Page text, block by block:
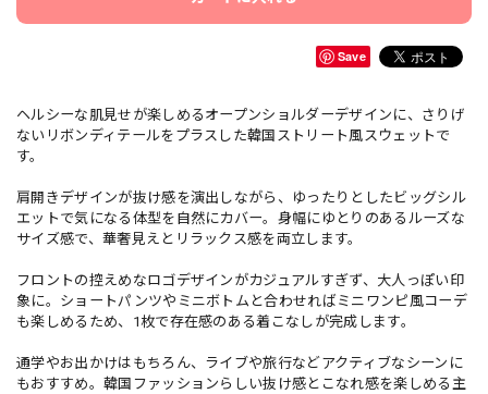
Save
ヘルシーな肌見せが楽しめるオープンショルダーデザインに、さりげ
ないリボンディテールをプラスした韓国ストリート風スウェットで
す。
肩開きデザインが抜け感を演出しながら、ゆったりとしたビッグシル
エットで気になる体型を自然にカバー。身幅にゆとりのあるルーズな
サイズ感で、華奢見えとリラックス感を両立します。
フロントの控えめなロゴデザインがカジュアルすぎず、大人っぽい印
象に。ショートパンツやミニボトムと合わせればミニワンピ風コーデ
も楽しめるため、1枚で存在感のある着こなしが完成します。
通学やお出かけはもちろん、ライブや旅行などアクティブなシーンに
もおすすめ。韓国ファッションらしい抜け感とこなれ感を楽しめる主